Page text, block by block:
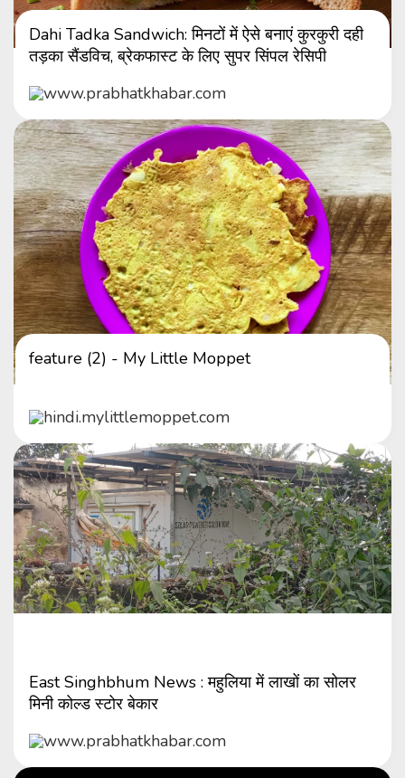
Dahi Tadka Sandwich: मिनटों में ऐसे बनाएं कुरकुरी दही
तड़का सैंडविच, ब्रेकफास्ट के लिए सुपर सिंपल रेसिपी
www.prabhatkhabar.com
feature (2) - My Little Moppet
hindi.mylittlemoppet.com
East Singhbhum News : महुलिया में लाखों का सोलर
मिनी कोल्ड स्टोर बेकार
www.prabhatkhabar.com